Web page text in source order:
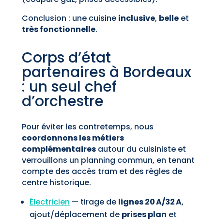
Conclusion : une cuisine inclusive, belleet
très fonctionnelle.
Corps d’état
partenaires à Bordeaux
: un seul chef
d’orchestre
Pour éviter les contretemps, nous
coordonnons les métiers
complémentairesautour du cuisiniste et
verrouillons un planning commun, en tenant
compte des accès tram et des règles de
centre historique.
Électricien — tirage de lignes 20 A/32 A,
ajout/déplacement de prises plan et